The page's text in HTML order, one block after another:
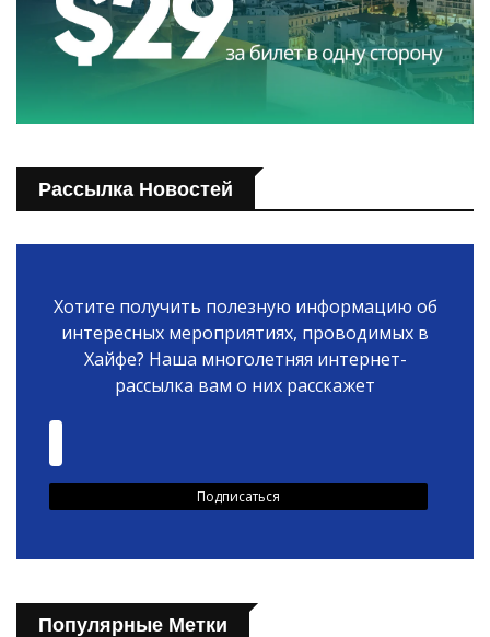
Рассылка Новостей
Хотите получить полезную информацию об
интересных мероприятиях, проводимых в
Хайфе? Наша многолетняя интернет-
рассылка вам о них расскажет
Популярные Метки